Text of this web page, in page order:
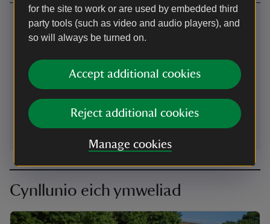
for the site to work or are used by embedded third
party tools (such as video and audio players), and
so will always be turned on.
Accept additional cookies
Reject additional cookies
Manage cookies
Cysylltwch â ni
Porthor, Aberdaron, Gwynedd, LL53 8LG
01758703810
llyn@nationaltrust.org.uk
Cynllunio eich ymweliad